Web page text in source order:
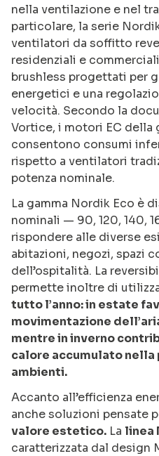
nella ventilazione e nel
particolare, la serie
ventilatori da soffitto
residenziali e
brushless progettati per
energetici e una
velocità. Secondo la
Vortice, i motori EC della
consentono consumi
rispetto a ventilatori
potenza nominale.
La gamma Nordik Eco è
nominali — 90, 120, 140,
rispondere alle diverse
abitazioni, negozi, spazi
dell’ospitalità. La
permette inoltre di
tutto l’anno: in estate
movimentazione
mentre in inverno
calore accumulato
ambienti.
Accanto all’efficienza
anche soluzioni pensate
valore estetico. La linea
caratterizzata dal design